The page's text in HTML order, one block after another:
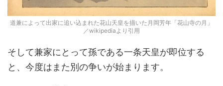
道兼によって出家に追い込まれた花山天皇を描いた月岡芳年「花山寺の月」
／wikipediaより引用
そして兼家にとって孫である一条天皇が即位する
と、今度はまた別の争いが始まります。